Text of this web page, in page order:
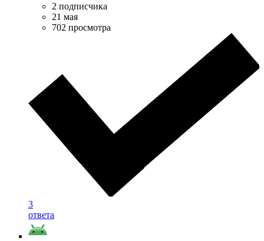
2 подписчика
21 мая
702 просмотра
3
ответа